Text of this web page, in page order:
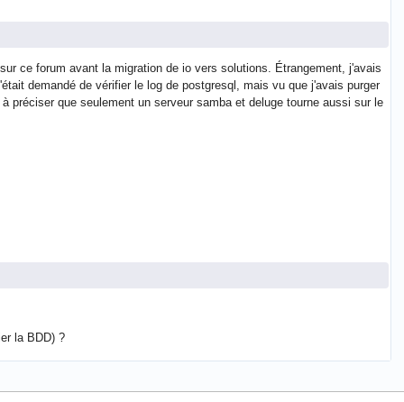
ce forum avant la migration de io vers solutions. Étrangement, j'avais
demandé de vérifier le log de postgresql, mais vu que j'avais purger
préciser que seulement un serveur samba et deluge tourne aussi sur le
la BDD) ?